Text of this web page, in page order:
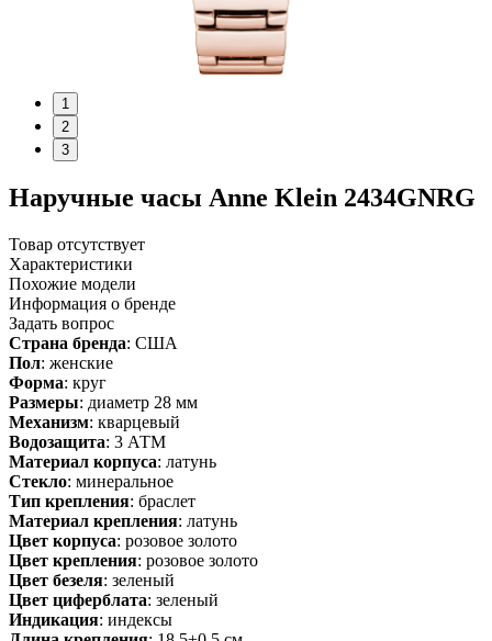
1
2
3
Наручные часы Anne Klein 2434GNRG
Товар отсутствует
Характеристики
Похожие модели
Информация о бренде
Задать вопрос
Страна бренда: США
Пол: женские
Форма: круг
Размеры: диаметр 28 мм
Механизм: кварцевый
Водозащита: 3 АТМ
Материал корпуса: латунь
Стекло: минеральное
Тип крепления: браслет
Материал крепления: латунь
Цвет корпуса: розовое золото
Цвет крепления: розовое золото
Цвет безеля: зеленый
Цвет циферблата: зеленый
Индикация: индексы